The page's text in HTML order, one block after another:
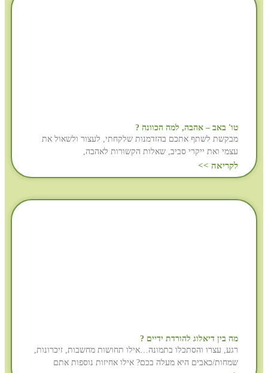
טו' באב – אהבה, למה הכוונה ?
מבקשת לשתף אתכם בהזדמנות שלקחתי, לעצור ולשאול את
עצמי ואת ייקרי סביב, שאלות הקשורות לאהבה,
לקריאה >>
מה בין דיאלוג להורדת ידיים ?
רגע, עצרו והסתכלו בתמונה…אילו תחושות מחשבות, זיכרונות,
שמחות/כאבים היא מעלה בכם? אילו אחיזות נוספות אתם